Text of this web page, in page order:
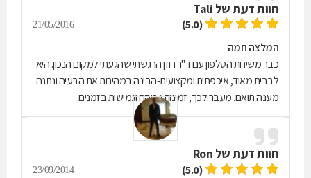
חוות דעת של Tali
(5.0)
21/05/2016
המלצה חמה
כבר משיחת הטלפון עם ד"ר רוזן הרגשתי שהגעתי למקום הנכון. היא
לבבית מאוד, איכפתית ומקצועית-הבינה במהירות את הבעיה ונתנה
מענה תואם. מעבר לכך, זמינות גבוהה וגמישות בזמנים.
חוות דעת של Ron
(5.0)
23/09/2014